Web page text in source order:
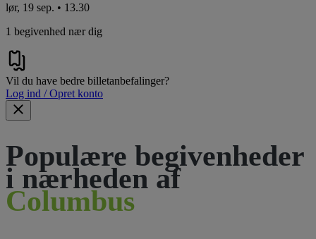
lør, 19 sep. • 13.30
1 begivenhed nær dig
Vil du have bedre billetanbefalinger?
Log ind / Opret konto
Populære begivenheder
i nærheden af
Columbus